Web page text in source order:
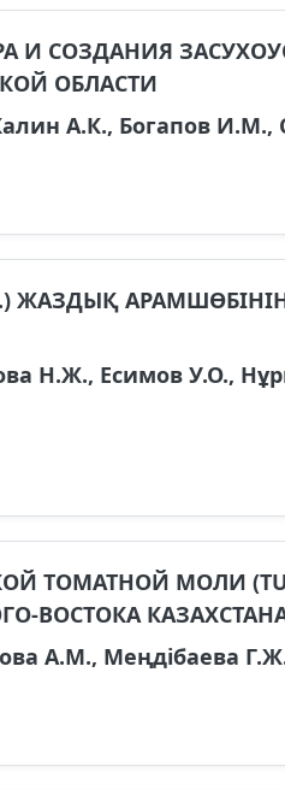
И СОЗДАНИЯ
ОБЛАСТИ
А.К., Богапов И.М.,
ЖАЗДЫҚ
Н.Ж., Есимов У.О.,
МОЛИ (TUTA
ВОСТОКА
А.М., Меңдібаева